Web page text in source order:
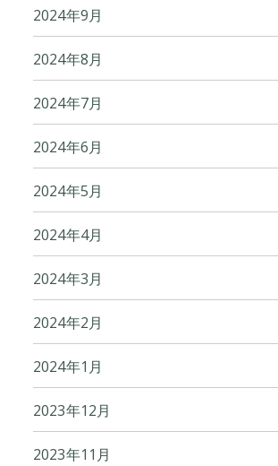
2024年9月
2024年8月
2024年7月
2024年6月
2024年5月
2024年4月
2024年3月
2024年2月
2024年1月
2023年12月
2023年11月